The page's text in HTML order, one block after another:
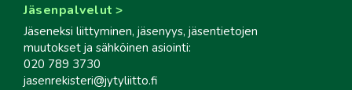
Jäsenpalvelut
Jäseneksi liittyminen, jäsenyys, jäsentietojen
muutokset ja sähköinen asiointi:
020 789 3730
jasenrekisteri@jytyliitto.fi